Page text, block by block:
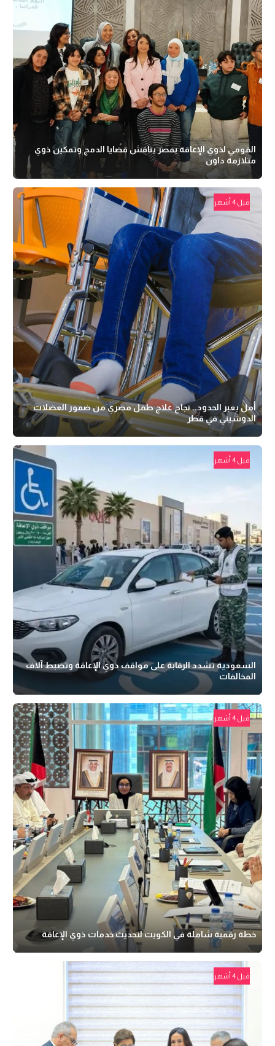
القومي لذوي الإعاقة بمصر يناقش قضايا الدمج وتمكين ذوي
متلازمة داون
قبل 4 أشهر
أمل يعبر الحدود.. نجاح علاج طفل مصري من ضمور العضلات
الدوشيني في قطر
قبل 4 أشهر
السعودية تشدد الرقابة على مواقف ذوي الإعاقة وتضبط آلاف
المخالفات
قبل 4 أشهر
خطة رقمية شاملة في الكويت لتحديث خدمات ذوي الإعاقة
قبل 4 أشهر